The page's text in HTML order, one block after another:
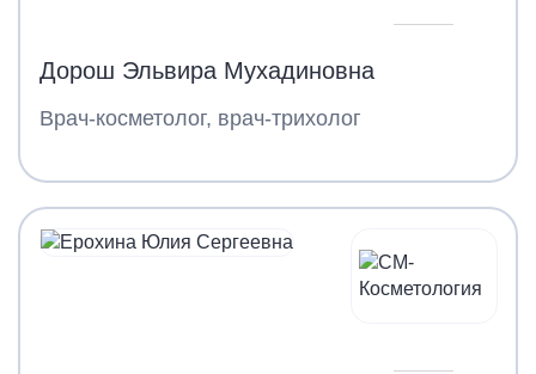
Дорош Эльвира Мухадиновна
Врач-косметолог, врач-трихолог